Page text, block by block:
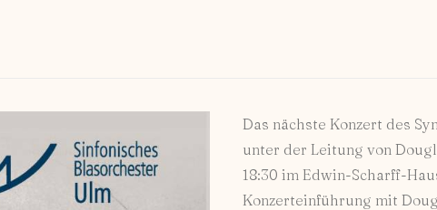
Das nächste Konzert des
unter der Leitung von
18:30 im Edwin-Scharff-
Konzerteinführung mit